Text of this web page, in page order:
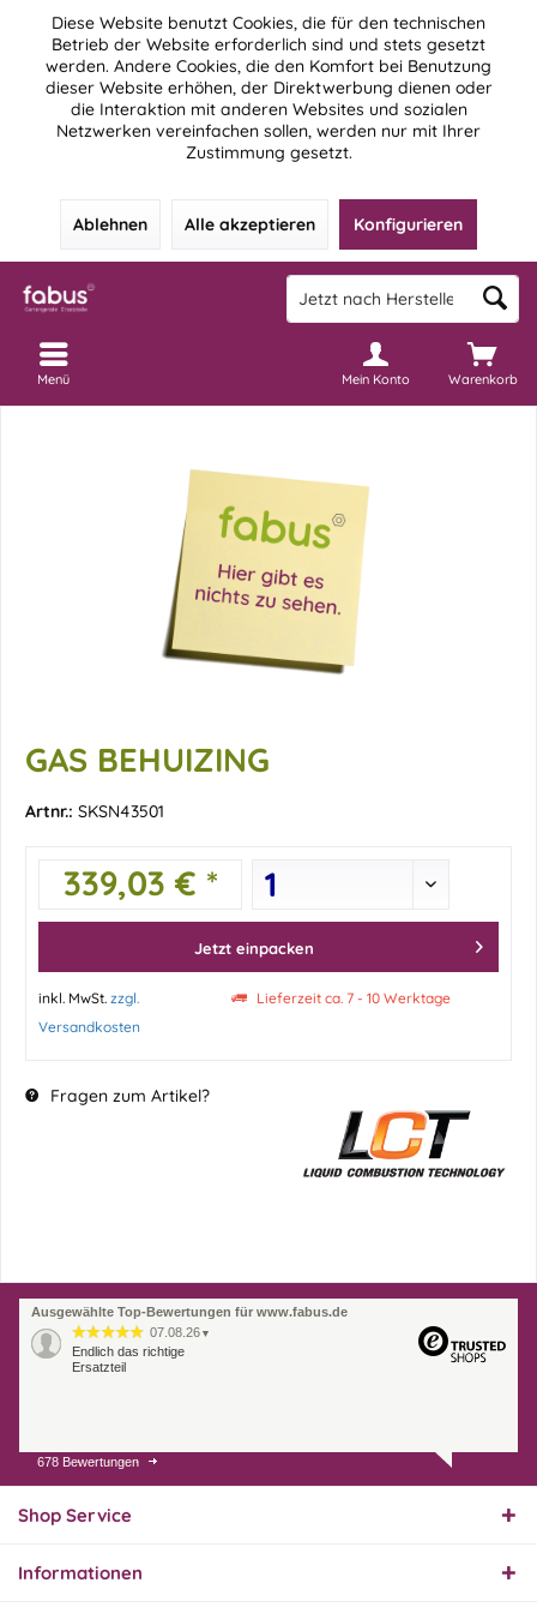
Diese Website benutzt Cookies, die für den technischen
Betrieb der Website erforderlich sind und stets gesetzt
werden. Andere Cookies, die den Komfort bei Benutzung
dieser Website erhöhen, der Direktwerbung dienen oder
die Interaktion mit anderen Websites und sozialen
Netzwerken vereinfachen sollen, werden nur mit Ihrer
Zustimmung gesetzt.
Ablehnen Alle akzeptieren Konfigurieren
Warenkorb
Mein Konto
Menü
GAS BEHUIZING
Artnr.: SKSN43501
339,03 € *
Jetzt einpacken
inkl. MwSt. zzgl.
Versandkosten
Lieferzeit ca. 7 - 10 Werktage
Fragen zum Artikel?
Ausgewählte Top-Bewertungen für www.fabus.de
07.08.26 ▼
Endlich das richtige
Ersatzteil
01.08.26
Innerhalb 2 Tagen Ware
678 Bewertungen
Shop Service
Informationen